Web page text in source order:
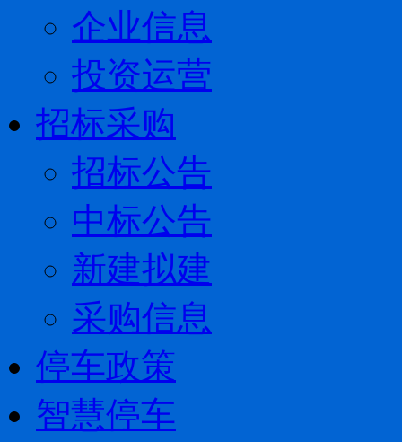
企业信息
投资运营
招标采购
招标公告
中标公告
新建拟建
采购信息
停车政策
智慧停车